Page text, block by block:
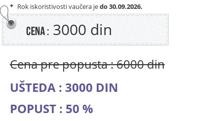
Rok iskoristivosti vaučera jedo30.09.2026.
3000 din
Cena pre popusta : 6000 din
UŠTEDA : 3000 DIN
POPUST : 50 %